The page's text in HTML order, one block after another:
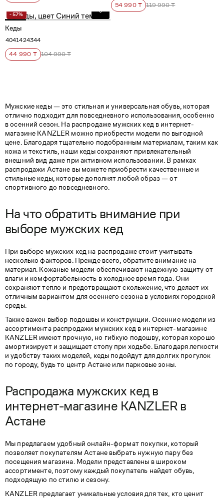
54 990 ₸ 119 990 ₸
- 57%
Кеды
4041424344
44 990 ₸ 104 990 ₸
Мужские кеды — это стильная и универсальная обувь, которая
отлично подходит для повседневного использования, особенно
в осенний сезон. На распродаже мужских кед в интернет-
магазине KANZLER можно приобрести модели по выгодной
цене. Благодаря тщательно подобранным материалам, таким как
кожа и текстиль, наши кеды сохраняют привлекательный
внешний вид даже при активном использовании. В рамках
распродажи Астане вы можете приобрести качественные и
стильные кеды, которые дополнят любой образ — от
спортивного до повседневного.
На что обратить внимание при
выборе мужских кед
При выборе мужских кед на распродаже стоит учитывать
несколько факторов. Прежде всего, обратите внимание на
материал. Кожаные модели обеспечивают надежную защиту от
влаги и комфортабельность в холодное время года. Они
сохраняют тепло и предотвращают скольжение, что делает их
отличным вариантом для осеннего сезона в условиях городской
среды.
Также важен выбор подошвы и конструкции. Осенние модели из
ассортимента распродажи мужских кед в интернет-магазине
KANZLER имеют прочную, но гибкую подошву, которая хорошо
амортизирует и защищает стопу при ходьбе. Благодаря легкости
и удобству таких моделей, кеды подойдут для долгих прогулок
по городу, будь то центр Астане или парковые зоны.
Распродажа мужских кед в
интернет-магазине KANZLER в
Астане
Мы предлагаем удобный онлайн-формат покупки, который
позволяет покупателям Астане выбрать нужную пару без
посещения магазина. Модели представлены в широком
ассортименте, поэтому каждый покупатель найдет обувь,
подходящую по стилю и сезону.
KANZLER предлагает уникальные условия для тех, кто ценит